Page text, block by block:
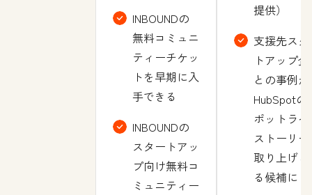
INBOUNDの
無料コミュニ
ティーチケッ
トを早期に入
手できる
INBOUNDの
スタートアッ
プ向け無料コ
ミュニティー
提供）
支援先ス
トアップ
との事例が
HubSpotの
ポットラ
ストーリ
取り上げ
る候補に